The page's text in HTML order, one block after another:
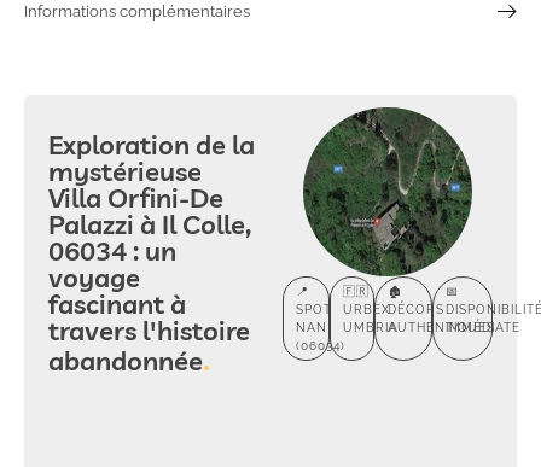
Informations complémentaires
Exploration de la
mystérieuse
Villa Orfini-De
Palazzi à Il Colle,
06034 : un
voyage
fascinant à
travers l'histoire
abandonnée
📍
SPOT
NAN
(06034)
🇫🇷
URBEX
UMBRIA
🏚️
DÉCORS
AUTHENTIQUES
📅
IMMÉDIATE